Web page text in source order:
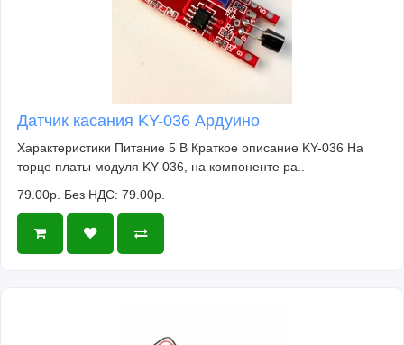
Датчик касания KY-036 Ардуино
Характеристики Питание 5 В Краткое описание KY-036 На
торце платы модуля KY-036, на компоненте ра..
79.00р. Без НДС: 79.00р.